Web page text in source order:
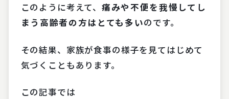
このように考えて、痛みや不便を我慢してし
まう高齢者の方はとても多いのです。
その結果、家族が食事の様子を見てはじめて
気づくこともあります。
この記事では